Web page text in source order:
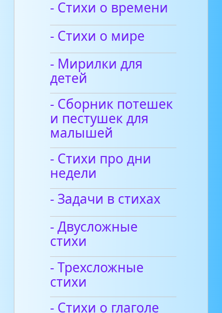
- Стихи о времени
- Стихи о мире
- Мирилки для
детей
- Сборник потешек
и пестушек для
малышей
- Стихи про дни
недели
- Задачи в стихах
- Двусложные
стихи
- Трехсложные
стихи
- Стихи о глаголе